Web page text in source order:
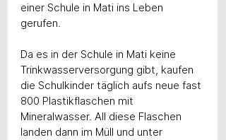
einer Schule in Mati ins Leben
gerufen.
Da es in der Schule in Mati keine
Trinkwasserversorgung gibt, kaufen
die Schulkinder täglich aufs neue fast
800 Plastikflaschen mit
Mineralwasser. All diese Flaschen
landen dann im Müll und unter